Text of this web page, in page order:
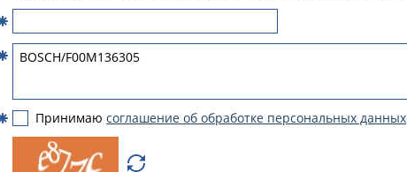
Принимаю соглашение об обработке персональных данных